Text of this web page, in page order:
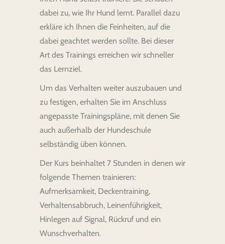
dabei zu, wie Ihr Hund lernt. Parallel dazu
erkläre ich Ihnen die Feinheiten, auf die
dabei geachtet werden sollte. Bei dieser
Art des Trainings erreichen wir schneller
das Lernziel.
Um das Verhalten weiter auszubauen und
zu festigen, erhalten Sie im Anschluss
angepasste Trainingspläne, mit denen Sie
auch außerhalb der Hundeschule
selbständig üben können.
Der Kurs beinhaltet 7 Stunden in denen wir
folgende Themen trainieren:
Aufmerksamkeit, Deckentraining,
Verhaltensabbruch, Leinenführigkeit,
Hinlegen auf Signal, Rückruf und ein
Wunschverhalten.